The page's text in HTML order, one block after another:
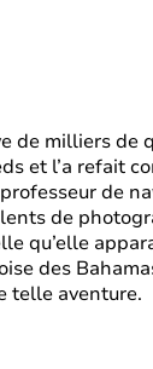
de milliers de
et l’a refait
de
de
qu’elle
des
telle aventure.